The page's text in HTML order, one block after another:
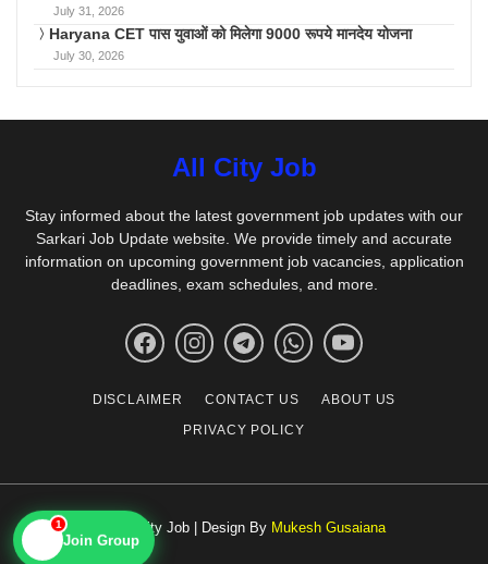
July 31, 2026
Haryana CET पास युवाओं को मिलेगा 9000 रूपये मानदेय योजना
July 30, 2026
All City Job
Stay informed about the latest government job updates with our
Sarkari Job Update website. We provide timely and accurate
information on upcoming government job vacancies, application
deadlines, exam schedules, and more.
DISCLAIMER CONTACT US
ABOUT US
PRIVACY POLICY
© All City Job | Design By Mukesh Gusaiana
1
Join Group